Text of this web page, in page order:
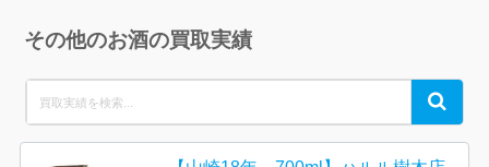
その他のお酒の買取実績
for:
Search